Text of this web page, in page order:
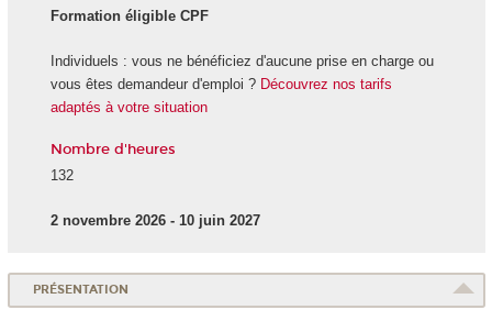
Formation éligible CPF
Individuels : vous ne bénéficiez d'aucune prise en charge ou
vous êtes demandeur d'emploi ? Découvrez nos tarifs
adaptés à votre situation
Nombre d'heures
132
2 novembre 2026 - 10 juin 2027
PRÉSENTATION